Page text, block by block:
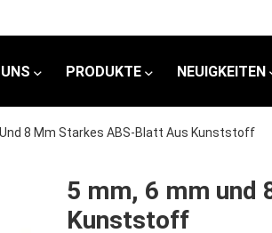
PRODUKTE NEUIGKEITEN
8 Mm Starkes ABS-Blatt Aus Kunststoff
5 mm, 6 mm und
Kunststoff